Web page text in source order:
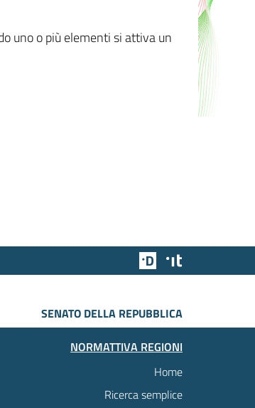
uno o più elementi si attiva un
Team Digitale
SENATO DELLA REPUBBLICA
NORMATTIVA REGIONI
Home
Ricerca semplice